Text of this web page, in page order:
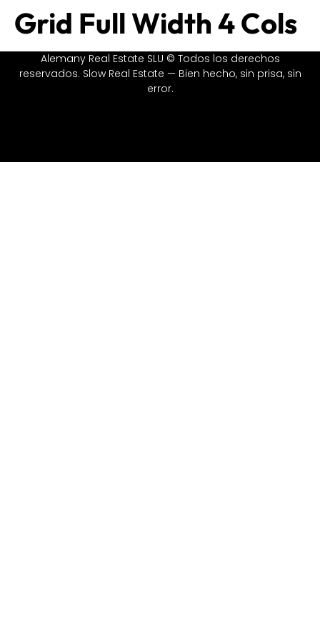
Grid Full Width 4 Cols
Alemany Real Estate SLU © Todos los derechos
reservados. Slow Real Estate — Bien hecho, sin prisa, sin
error.